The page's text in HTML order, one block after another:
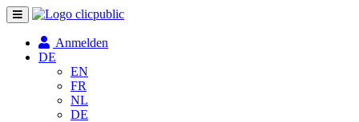
Navigation
umschalten
Anmelden
DE
EN
FR
NL
DE